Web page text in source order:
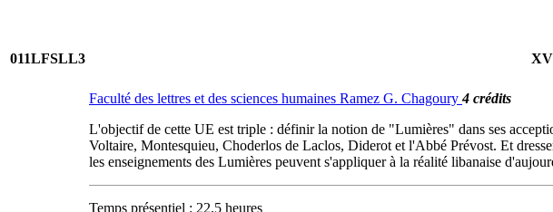
011LFSLL3
Faculté des lettres et des sciences humaines Ramez G. Chagoury4 crédits
L'objectif de cette UE est triple : définir la notion de "Lumières" dans ses
Voltaire, Montesquieu, Choderlos de Laclos, Diderot et l'Abbé Prévost. Et
les enseignements des Lumières peuvent s'appliquer à la réalité libanaise
Temps présentiel : 22.5 heures